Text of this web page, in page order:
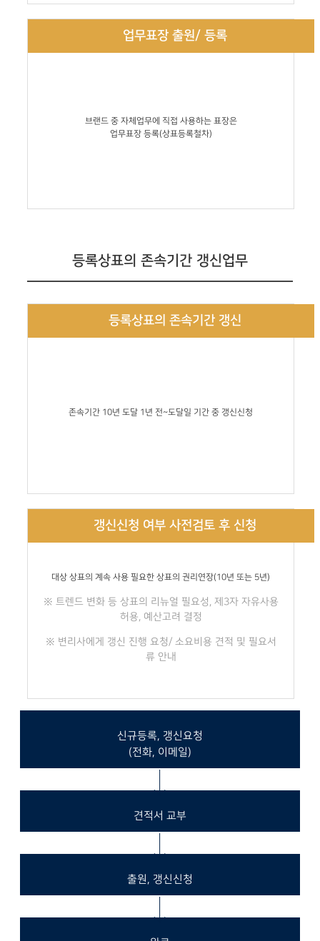
업무표장 출원/ 등록
브랜드 중 자체업무에 직접 사용하는 표장은
업무표장 등록(상표등록철차)
등록상표의 존속기간 갱신업무
등록상표의 존속기간 갱신
존속기간 10년 도달 1년 전~도달일 기간 중 갱신신청
갱신신청 여부 사전검토 후 신청
대상 상표의 계속 사용 필요한 상표의 권리연장(10년 또는 5년)
※ 트렌드 변화 등 상표의 리뉴얼 필요성, 제3자 자유사용
허용, 예산고려 결정
※ 변리사에게 갱신 진행 요청/ 소요비용 견적 및 필요서
류 안내
신규등록, 갱신요청
(전화, 이메일)
견적서 교부
출원, 갱신신청